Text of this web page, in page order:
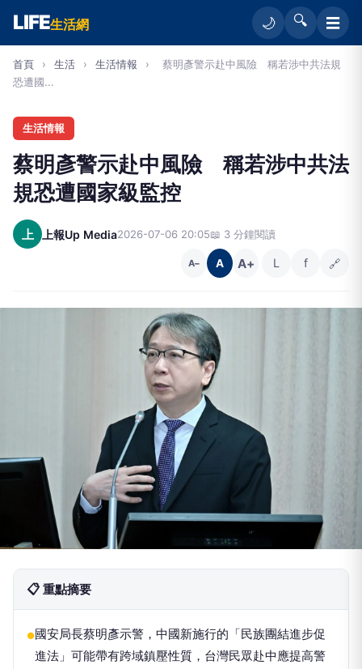
LIFE生活網 🌙 🔍 ☰
首頁 › 生活 › 生活情報 ›
蔡明彥警示赴中風險 稱若涉中共法規
恐遭國...
生活情報
蔡明彥警示赴中風險 稱若涉中共法
規恐遭國家級監控
上 上報Up Media2026-07-06 20:05📖 3 分鐘閱讀
A− A A+ L f 🔗
📋 重點摘要
●國安局長蔡明彥示警，中國新施行的「民族團結進步促
進法」可能帶有跨域鎮壓性質，台灣民眾赴中應提高警